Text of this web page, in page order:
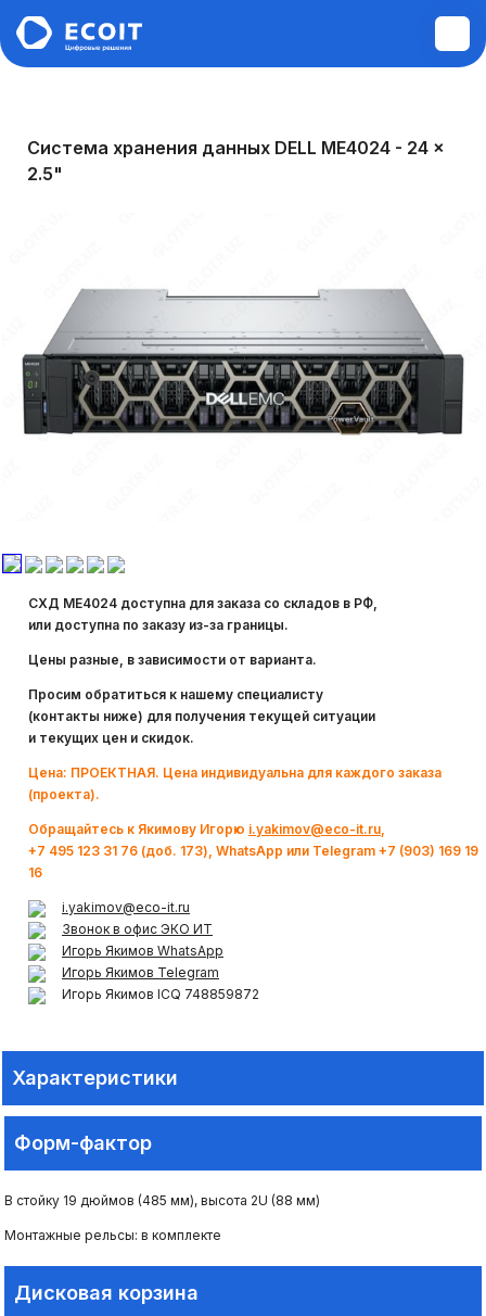
Система хранения данных DELL ME4024 - 24 x
2.5"
СХД ME4024 доступна для заказа со складов в РФ,
или доступна по заказу из-за границы.
Цены разные, в зависимости от варианта.
Просим обратиться к нашему специалисту
(контакты ниже) для получения текущей ситуации
и текущих цен и скидок.
Цена: ПРОЕКТНАЯ. Цена индивидуальна для каждого заказа
(проекта).
Обращайтесь к Якимову Игорю i.yakimov@eco-it.ru,
+7 495 123 31 76 (доб. 173), WhatsApp или Telegram +7 (903) 169 19
16
i.yakimov@eco-it.ru
Звонок в офис ЭКО ИТ
Игорь Якимов WhatsApp
Игорь Якимов Telegram
Игорь Якимов ICQ 748859872
Характеристики
Форм-фактор
В стойку 19 дюймов (485 мм), высота 2U (88 мм)
Монтажные рельсы: в комплекте
Дисковая корзина
работы
Построение ЛВС, WI-FI,
Информационной безопасности,
Сервера, СХД
видеоаналитики
Структурированные кабельные
Системы контроля и управления
доступом (СКУД)